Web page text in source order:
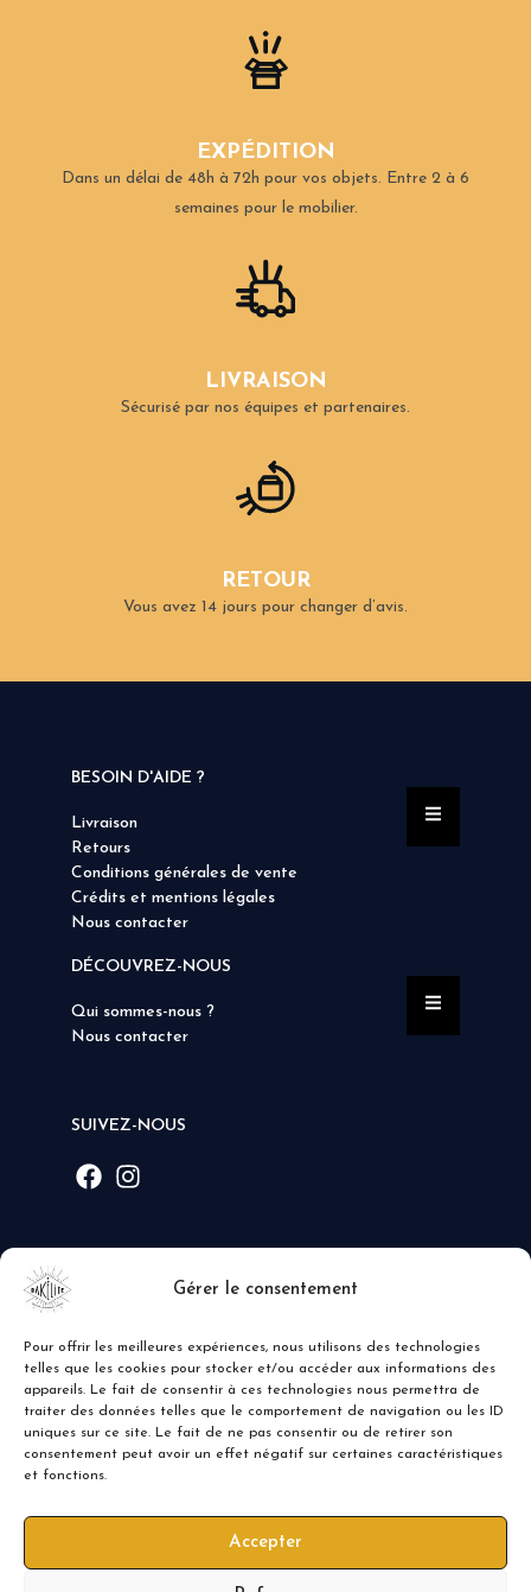
Gérer le consentement
Pour offrir les meilleures expériences, nous utilisons des technologies
telles que les cookies pour stocker et/ou accéder aux informations des
appareils. Le fait de consentir à ces technologies nous permettra de
traiter des données telles que le comportement de navigation ou les ID
uniques sur ce site. Le fait de ne pas consentir ou de retirer son
consentement peut avoir un effet négatif sur certaines caractéristiques
et fonctions.
Accepter
EXPÉDITION
Dans un délai de 48h à 72h pour vos objets. Entre 2 à 6
semaines pour le mobilier.
LIVRAISON
Sécurisé par nos équipes et partenaires.
RETOUR
Vous avez 14 jours pour changer d’avis.
BESOIN D'AIDE ?
Livraison
Retours
Conditions générales de vente
Crédits et mentions légales
Nous contacter
DÉCOUVREZ-NOUS
Qui sommes-nous ?
Nous contacter
SUIVEZ-NOUS